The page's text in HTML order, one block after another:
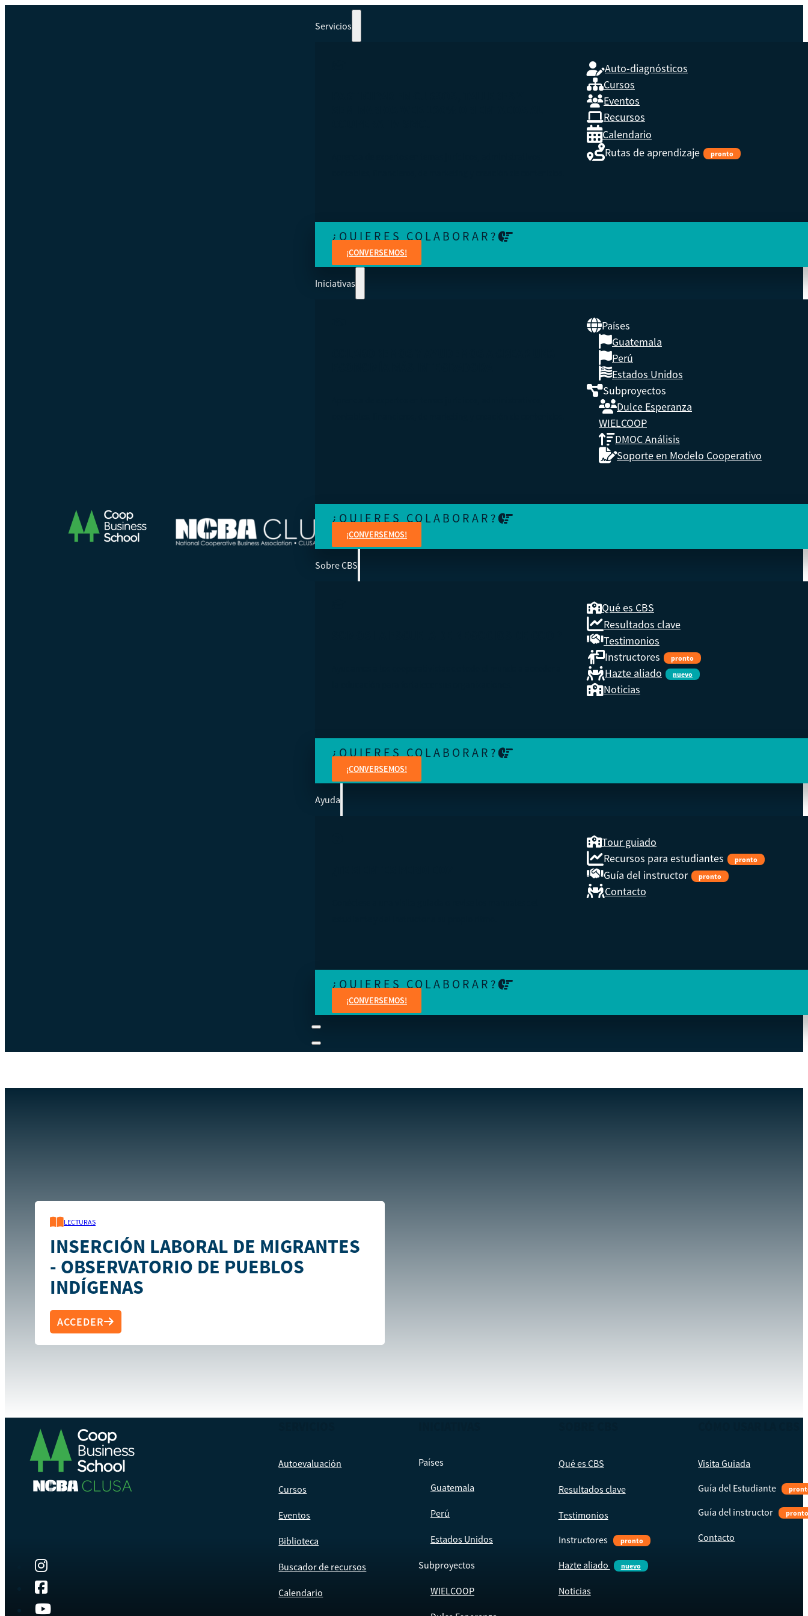
Servicios
Auto-diagnósticos
Cursos
Eventos
Recursos
Calendario
Rutas de aprendizaje
pronto
¿QUIERES COLABORAR?
¡CONVERSEMOS!
Iniciativas
Países
Guatemala
Perú
Estados Unidos
Subproyectos
Dulce Esperanza
WIELCOOP
DMOC Análisis
Soporte en Modelo Cooperativo
¿QUIERES COLABORAR?
¡CONVERSEMOS!
Sobre CBS
Qué es CBS
Resultados clave
Testimonios
Instructores
pronto
Hazte aliado nuevo
Noticias
¿QUIERES COLABORAR?
¡CONVERSEMOS!
Ayuda
Tour guiado
Recursos para estudiantes
pronto
Guía del instructor pronto
Contacto
¿QUIERES COLABORAR?
¡CONVERSEMOS!
LECTURAS
INSERCIÓN LABORAL DE MIGRANTES
- OBSERVATORIO DE PUEBLOS
INDÍGENAS
ACCEDER
Autoevaluación
Cursos
Eventos
Biblioteca
Buscador de recursos
Calendario
Países
Guatemala
Perú
Estados Unidos
Subproyectos
WIELCOOP
Qué es CBS
Resultados clave
Testimonios
Instructores pronto
Hazte aliado nuevo
Noticias
Visita Guiada
Guía del Estudiante
Guía del instructor
Contacto